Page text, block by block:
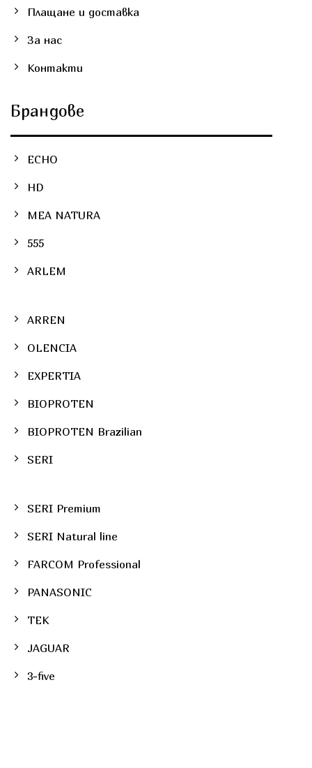
Плащане и доставка
За нас
Контакти
Брандове
ECHO
HD
MEA NATURA
555
ARLEM
ARREN
OLENCIA
EXPERTIA
BIOPROTEN
BIOPROTEN Brazilian
SERI
SERI Premium
SERI Natural line
FARCOM Professional
PANASONIC
TEK
JAGUAR
3-five